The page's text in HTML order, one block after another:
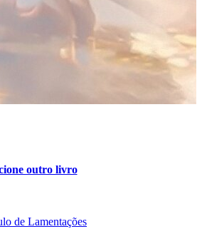
outro livro
de Lamentações